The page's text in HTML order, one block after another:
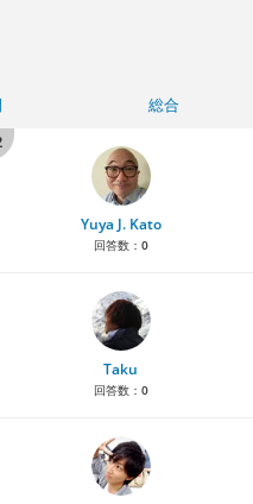
総合
Yuya J. Kato
回答数： 0
Taku
回答数： 0